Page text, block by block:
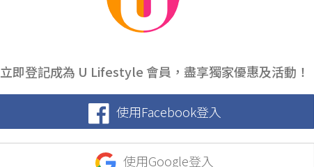
立即登記成為 U Lifestyle 會員，盡享獨家優惠及活動！
使用Facebook登入
使用Google登入